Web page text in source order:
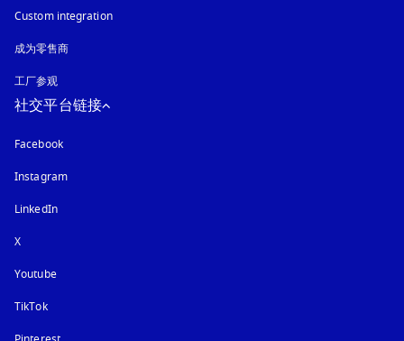
Custom integration
成为零售商
工厂参观
社交平台链接
Facebook
Instagram在新选项卡中打开
LinkedIn
X
Youtube在新选项卡中打开
TikTok